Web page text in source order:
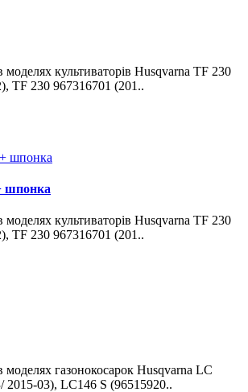
моделях культиваторів Husqvarna TF 230
TF 230 967316701 (201..
шпонка
моделях культиваторів Husqvarna TF 230
TF 230 967316701 (201..
моделях газонокосарок Husqvarna LC
2015-03), LC146 S (96515920..